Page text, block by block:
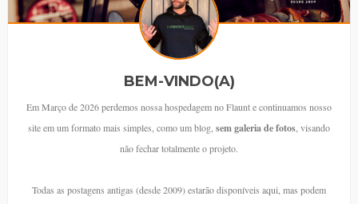
BEM-VINDO(A)
Em Março de 2026 perdemos nossa hospedagem no Flaunt e continuamos nosso
site em um formato mais simples, como um blog, sem galeria de fotos , visando
não fechar totalmente o projeto.
Todas as postagens antigas (desde 2009) estarão disponíveis aqui, mas podem